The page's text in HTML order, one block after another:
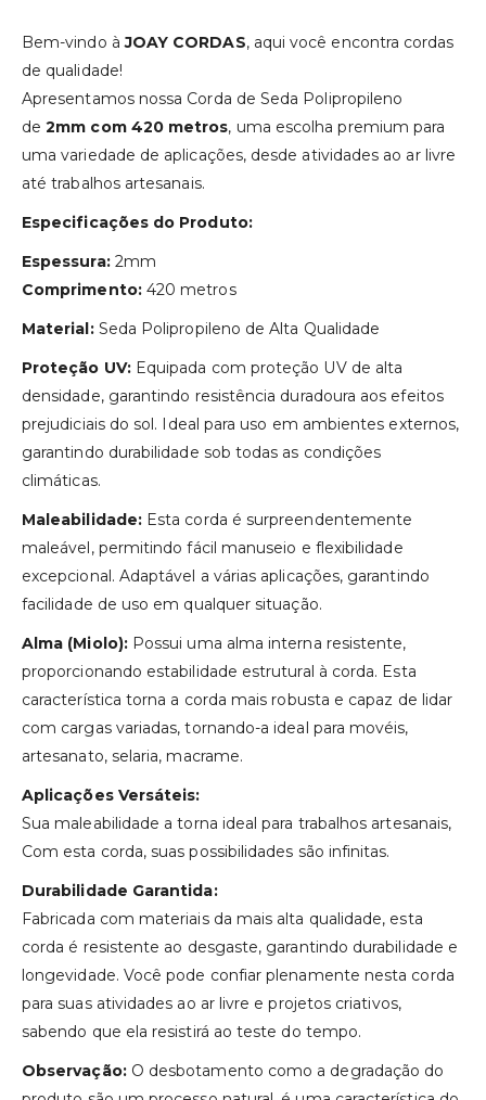
Bem-vindo àJOAY CORDAS, aqui você encontra cordas
de qualidade!
Apresentamos nossa Corda de Seda Polipropileno
de2mm com 420 metros, uma escolha premium para
uma variedade de aplicações, desde atividades ao ar livre
até trabalhos artesanais.
Especificações do Produto:
Espessura:2mm
Comprimento:420 metros
Material:Seda Polipropileno de Alta Qualidade
Proteção UV:Equipada com proteção UV de alta
densidade, garantindo resistência duradoura aos efeitos
prejudiciais do sol. Ideal para uso em ambientes externos,
garantindo durabilidade sob todas as condições
climáticas.
Maleabilidade:Esta corda é surpreendentemente
maleável, permitindo fácil manuseio e flexibilidade
excepcional. Adaptável a várias aplicações, garantindo
facilidade de uso em qualquer situação.
Alma (Miolo):Possui uma alma interna resistente,
proporcionando estabilidade estrutural à corda. Esta
característica torna a corda mais robusta e capaz de lidar
com cargas variadas, tornando-a ideal para movéis,
artesanato, selaria, macrame.
Aplicações Versáteis:
Sua maleabilidade a torna ideal para trabalhos artesanais,
Com esta corda, suas possibilidades são infinitas.
Durabilidade Garantida:
Fabricada com materiais da mais alta qualidade, esta
corda é resistente ao desgaste, garantindo durabilidade e
longevidade. Você pode confiar plenamente nesta corda
para suas atividades ao ar livre e projetos criativos,
sabendo que ela resistirá ao teste do tempo.
Observação:O desbotamento como a degradação do